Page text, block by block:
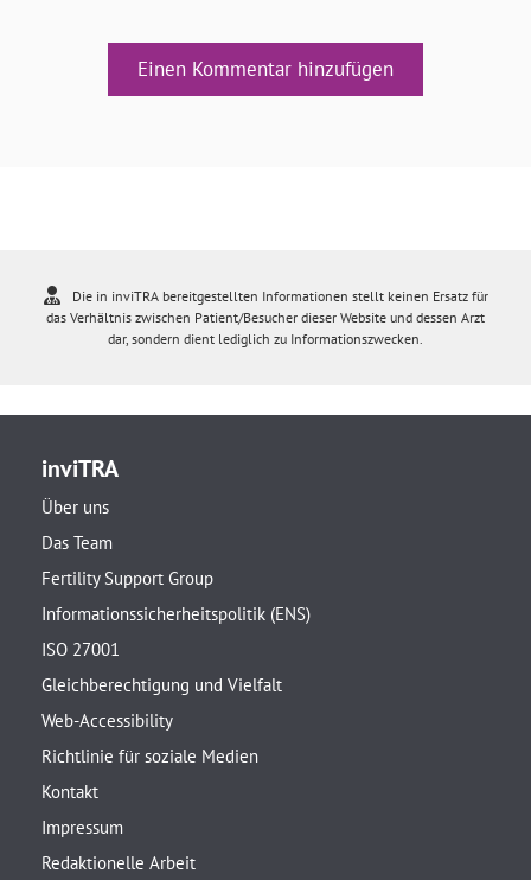
Einen Kommentar hinzufügen
Die in inviTRA bereitgestellten Informationen stellt keinen Ersatz für
das Verhältnis zwischen Patient/Besucher dieser Website und dessen Arzt
dar, sondern dient lediglich zu Informationszwecken.
inviTRA
Über uns
Das Team
Fertility Support Group
Informationssicherheitspolitik (ENS)
ISO 27001
Gleichberechtigung und Vielfalt
Web-Accessibility
Richtlinie für soziale Medien
Kontakt
Impressum
Redaktionelle Arbeit